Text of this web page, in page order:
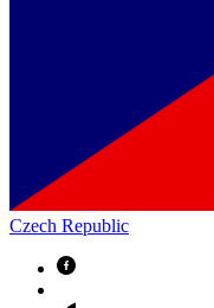
Czech Republic